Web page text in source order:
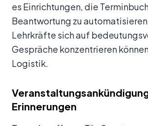
es Einrichtungen, die
Beantwortung zu
Lehrkräfte sich auf
Gespräche konzentrieren
Logistik.
Erinnerungen